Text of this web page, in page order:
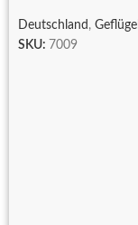
Deutschland , Geflügel
SKU: 7009